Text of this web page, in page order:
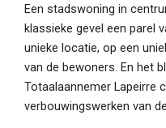
Een stadswoning in
klassieke gevel een parel
unieke locatie, op een
van de bewoners. En het
Totaalaannemer Lapeirre
verbouwingswerken van